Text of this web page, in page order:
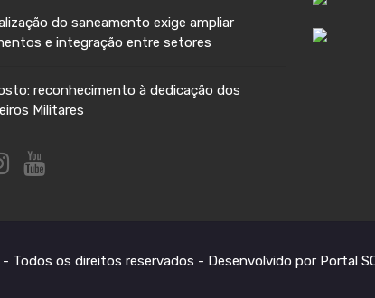
do saneamento exige ampliar
e integração entre setores
reconhecimento à dedicação dos
Militares
Todos os direitos reservados - Desenvolvido por Portal